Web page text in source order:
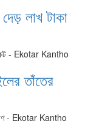
লাখ টাকা
তাঁতের